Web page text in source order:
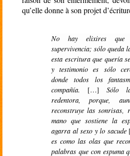
qu’elle donne à son projet
No hay elixires que garanticen mi
supervivencia; sólo queda
esta escritura que quería
y testimonio es sólo
donde todos los
compañía. […] Sólo
redentora, porque,
reconstruye las sonrisas,
mano que sostiene la
agarra al sexo y lo sacude
es como las olas que
palabras que con espuma